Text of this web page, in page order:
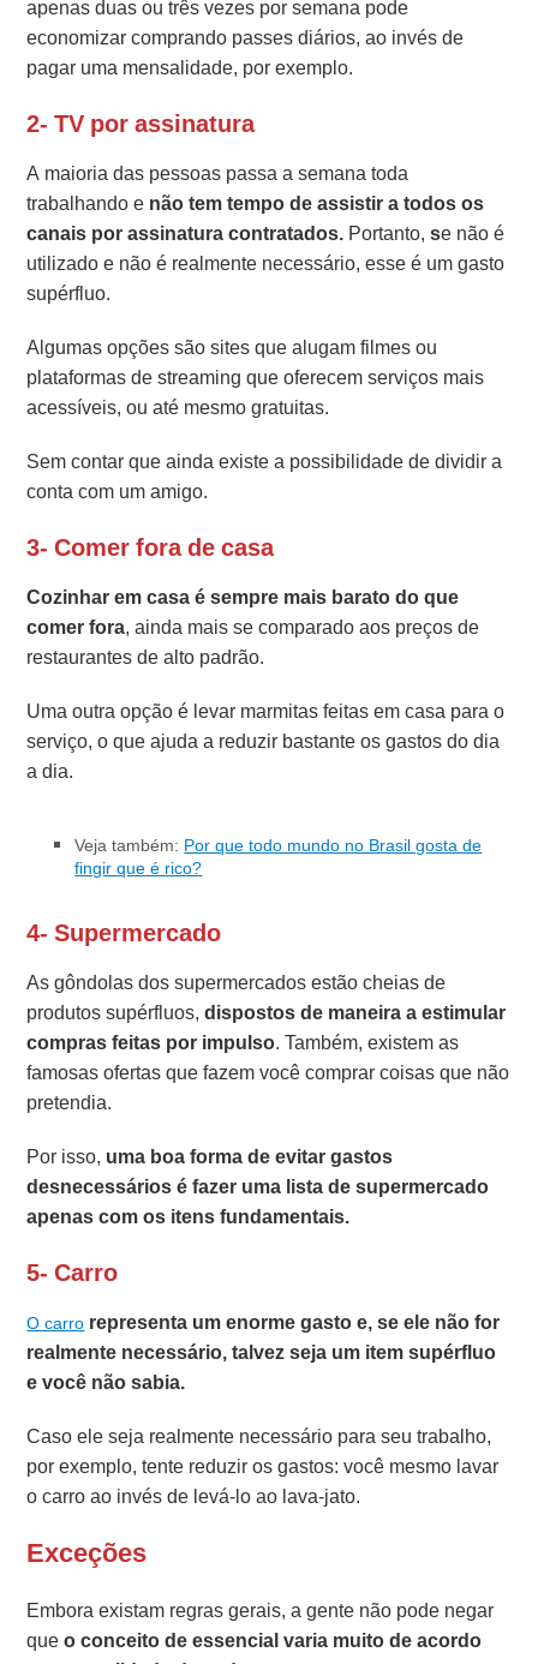
apenas duas ou três vezes por semana pode
economizar comprando passes diários, ao invés de
pagar uma mensalidade, por exemplo.
2- TV por assinatura
A maioria das pessoas passa a semana toda
trabalhando e não tem tempo de assistir a todos os
canais por assinatura contratados. Portanto,se não é
utilizado e não é realmente necessário, esse é um gasto
supérfluo.
Algumas opções são sites que alugam filmes ou
plataformas de streaming que oferecem serviços mais
acessíveis, ou até mesmo gratuitas.
Sem contar que ainda existe a possibilidade de dividir a
conta com um amigo.
3- Comer fora de casa
Cozinhar em casa é sempre mais barato do que
comer fora, ainda mais se comparado aos preços de
restaurantes de alto padrão.
Uma outra opção é levar marmitas feitas em casa para o
serviço, o que ajuda a reduzir bastante os gastos do dia
a dia.
Veja também: Por que todo mundo no Brasil gosta de
fingir que é rico?
4- Supermercado
As gôndolas dos supermercados estão cheias de
produtos supérfluos,dispostos de maneira a estimular
compras feitas por impulso. Também, existem as
famosas ofertas que fazem você comprar coisas que não
pretendia.
Por isso, uma boa forma de evitar gastos
desnecessários é fazer uma lista de supermercado
apenas com os itens fundamentais.
5- Carro
O carro representa um enorme gasto e, se ele não for
realmente necessário, talvez seja um item supérfluo
e você não sabia.
Caso ele seja realmente necessário para seu trabalho,
por exemplo, tente reduzir os gastos: você mesmo lavar
o carro ao invés de levá-lo ao lava-jato.
Exceções
Embora existam regras gerais, a gente não pode negar
queo conceito de essencial varia muito de acordo